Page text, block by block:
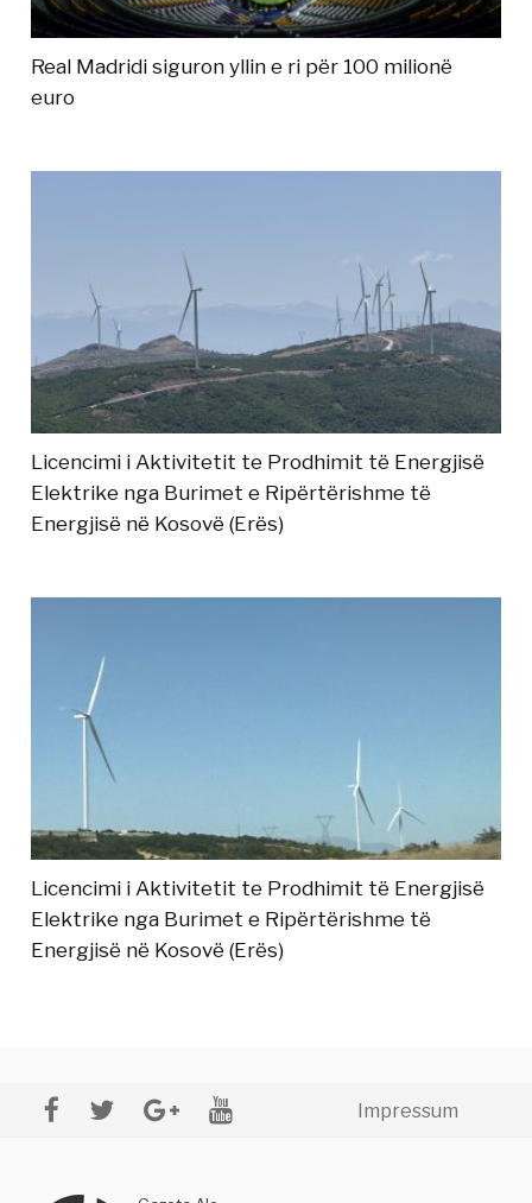
Real Madridi siguron yllin e ri për 100 milionë
euro
Licencimi i Aktivitetit te Prodhimit të Energjisë
Elektrike nga Burimet e Ripërtërishme të
Energjisë në Kosovë (Erës)
Licencimi i Aktivitetit te Prodhimit të Energjisë
Elektrike nga Burimet e Ripërtërishme të
Energjisë në Kosovë (Erës)
Impressum